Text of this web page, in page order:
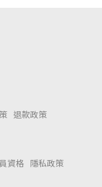
退款政策
資格 隱私政策